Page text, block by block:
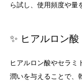
ら試し、使用頻度や量
✨ ヒアルロン
ヒアルロン酸やセラミ
潤いを与えることで、